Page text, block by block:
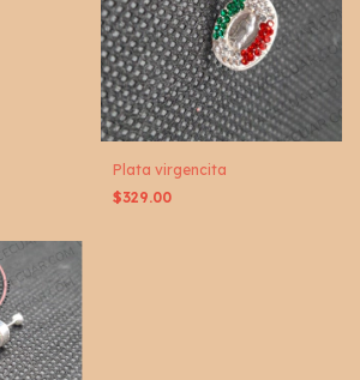
Plata virgencita
$329.00